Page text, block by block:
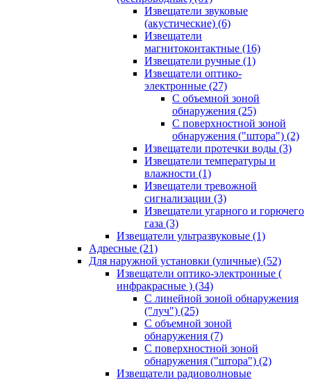
Извещатели звуковые
(акустические) (6)
Извещатели
магнитоконтактные (16)
Извещатели ручные (1)
Извещатели оптико-
электронные (27)
С объемной зоной
обнаружения (25)
С поверхностной зоной
обнаружения ("штора") (2)
Извещатели протечки воды (3)
Извещатели температуры и
влажности (1)
Извещатели тревожной
сигнализации (3)
Извещатели угарного и горючего
газа (3)
Извещатели ультразвуковые (1)
Адресные (21)
Для наружной установки (уличные) (52)
Извещатели оптико-электронные (
инфракрасные ) (34)
С линейной зоной обнаружения
("луч") (25)
С объемной зоной
обнаружения (7)
С поверхностной зоной
обнаружения ("штора") (2)
Извещатели радиоволновые